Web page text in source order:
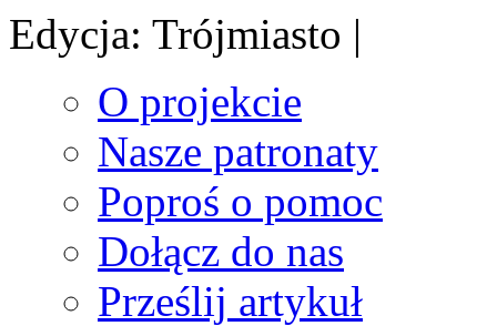
Edycja: Trójmiasto |
O projekcie
Nasze patronaty
Poproś o pomoc
Dołącz do nas
Prześlij artykuł